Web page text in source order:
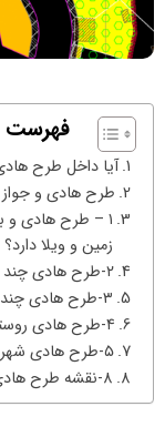
فهرست
آیا داخل طرح
طرح هادی و
۱ – طرح هادی
زمین و ویلا دارد؟
۲-طرح هادی چند ساله است؟
۳-طرح هادی چند نوع است؟
۴-طرح هادی روستایی چیست ؟
۵-طرح هادی شهری چیست؟
8-نقشه طرح هادی چگونه تهیه میشود ؟